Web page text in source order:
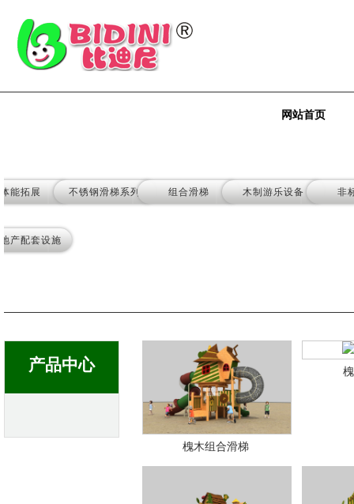
网站首页
体能拓展 不锈钢滑梯系列 组合滑梯 木制游乐设备 非
产配套设施
产品中心
槐木组合滑梯